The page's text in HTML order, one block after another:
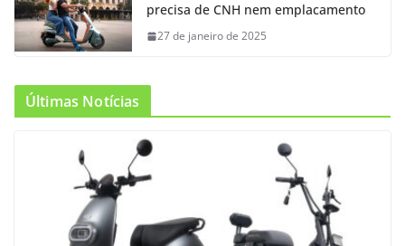
precisa de CNH nem emplacamento
27 de janeiro de 2025
Últimas Notícias